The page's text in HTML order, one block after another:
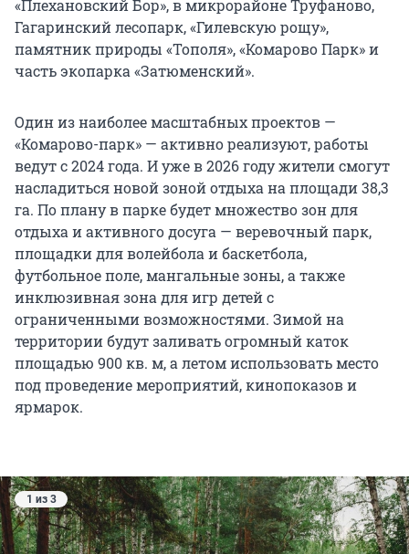
«Плехановский Бор», в микрорайоне Труфаново,
Гагаринский лесопарк, «Гилевскую рощу»,
памятник природы «Тополя», «Комарово Парк» и
часть экопарка «Затюменский».
Один из наиболее масштабных проектов —
«Комарово-парк» — активно реализуют, работы
ведут с 2024 года. И уже в 2026 году жители смогут
насладиться новой зоной отдыха на площади 38,3
га. По плану в парке будет множество зон для
отдыха и активного досуга — веревочный парк,
площадки для волейбола и баскетбола,
футбольное поле, мангальные зоны, а также
инклюзивная зона для игр детей с
ограниченными возможностями. Зимой на
территории будут заливать огромный каток
площадью 900 кв. м, а летом использовать место
под проведение мероприятий, кинопоказов и
ярмарок.
1 из 3